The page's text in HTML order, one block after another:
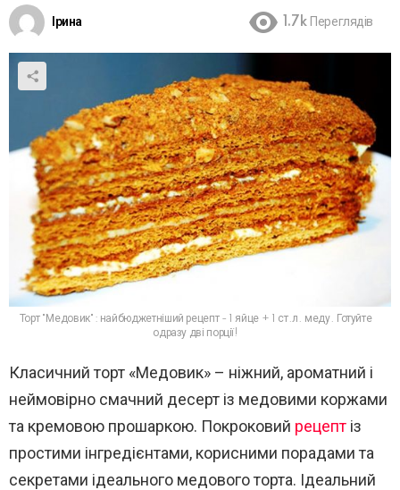
Ірина 1.7k Переглядів
Торт "Медовик": найбюджетніший рецепт - 1 яйце + 1 ст.л. меду. Готуйте
одразу дві порції!
Класичний торт «Медовик» – ніжний, ароматний і
неймовірно смачний десерт із медовими коржами
та кремовою прошаркою. Покроковий рецепт із
простими інгредієнтами, корисними порадами та
секретами ідеального медового торта. Ідеальний